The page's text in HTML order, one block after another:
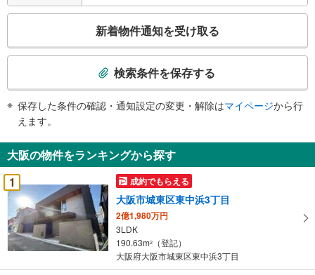
検
知
を
受
け
る
・
条
件
新着物件通知を受け取る
検索条件を保存する
保存した条件の確認・通知設定の変更・解除はマイページから行
えます。
大阪の物件をランキングから探す
1
成約でもらえる
大阪市城東区東中浜3丁目
2億1,980万円
3LDK
190.63m2
（登記）
大阪府大阪市城東区東中浜3丁目